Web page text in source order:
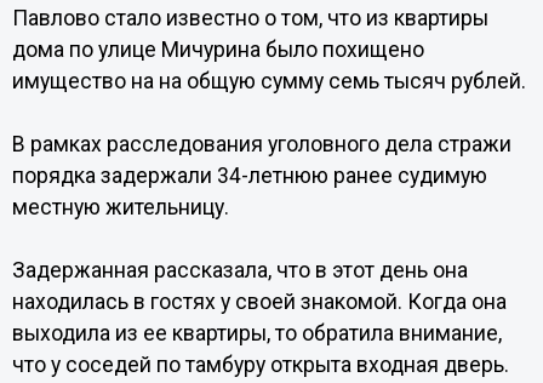
Павлово стало известно о том, что из квартиры
дома по улице Мичурина было похищено
имущество на на общую сумму семь тысяч рублей.
В рамках расследования уголовного дела стражи
порядка задержали 34-летнюю ранее судимую
местную жительницу.
Задержанная рассказала, что в этот день она
находилась в гостях у своей знакомой. Когда она
выходила из ее квартиры, то обратила внимание,
что у соседей по тамбуру открыта входная дверь.